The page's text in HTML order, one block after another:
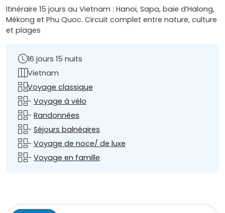
Itinéraire 15 jours au Vietnam : Hanoï, Sapa, baie d’Halong,
Mékong et Phu Quoc. Circuit complet entre nature, culture
et plages
16 jours 15 nuits
Vietnam
Voyage classique
- Voyage à vélo
- Randonnées
- Séjours balnéaires
- Voyage de noce/ de luxe
- Voyage en famille